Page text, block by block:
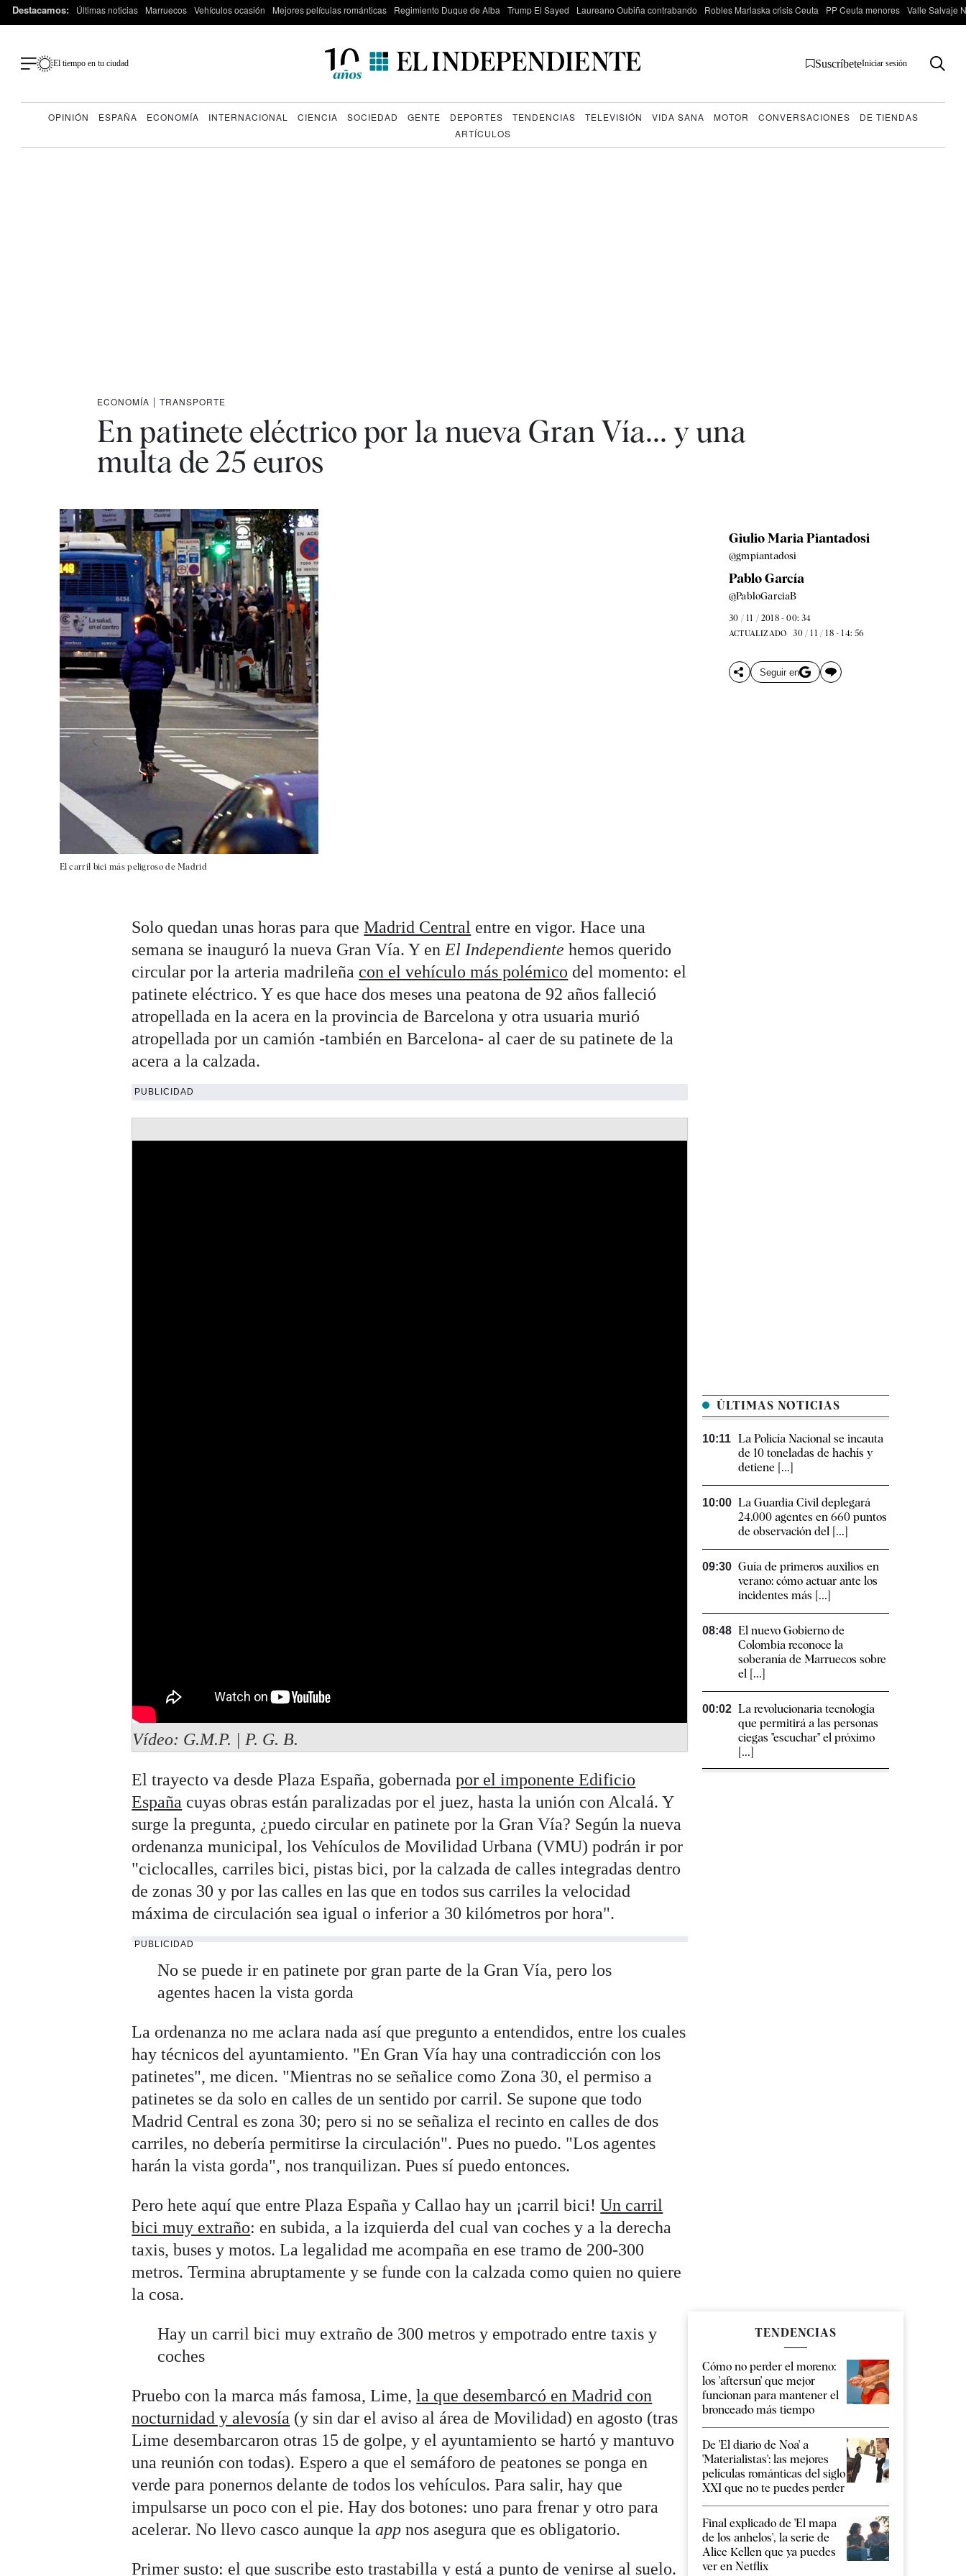
Destacamos: Últimas noticias Marruecos Vehículos ocasión Mejores películas románticas Regimiento Duque de Alba Trump El Sayed Laureano Oubiña contrabando Robles Marlaska crisis Ceuta PP Ceuta menores Valle Salvaje
El tiempo en tu ciudad SuscríbeteIniciar sesión
OPINIÓN ESPAÑA ECONOMÍA INTERNACIONAL CIENCIA SOCIEDAD GENTE DEPORTES TENDENCIAS TELEVISIÓN VIDA SANA MOTOR CONVERSACIONES
DE TIENDAS
ARTÍCULOS
ECONOMÍA | TRANSPORTE
En patinete eléctrico por la nueva Gran Vía... y una
multa de 25 euros
El carril bici más peligroso de Madrid
Giulio Maria Piantadosi
@gmpiantadosi
Pablo García
@PabloGarciaB
30 / 11 / 2018 - 00: 34
ACTUALIZADO 30 / 11 / 18 - 14: 56
Seguir en
Solo quedan unas horas para queMadrid Central entre en vigor. Hace una
semana se inauguró la nueva Gran Vía. Y en El Independiente hemos querido
circular por la arteria madrileña con el vehículo más polémico del momento: el
patinete eléctrico. Y es que hace dos meses una peatona de 92 años falleció
atropellada en la acera en la provincia de Barcelona y otra usuaria murió
atropellada por un camión -también en Barcelona- al caer de su patinete de la
acera a la calzada.
PUBLICIDAD
Vídeo: G.M.P. | P. G. B.
El trayecto va desde Plaza España, gobernadapor el imponente Edificio
España cuyas obras están paralizadas por el juez, hasta la unión con Alcalá. Y
surge la pregunta, ¿puedo circular en patinete por la Gran Vía? Según la nueva
ordenanza municipal, los Vehículos de Movilidad Urbana (VMU) podrán ir por
"ciclocalles, carriles bici, pistas bici, por la calzada de calles integradas dentro
de zonas 30 y por las calles en las que en todos sus carriles la velocidad
máxima de circulación sea igual o inferior a 30 kilómetros por hora".
PUBLICIDAD
No se puede ir en patinete por gran parte de la Gran Vía, pero los
agentes hacen la vista gorda
La ordenanza no me aclara nada así que pregunto a entendidos, entre los cuales
hay técnicos del ayuntamiento. "En Gran Vía hay una contradicción con los
patinetes", me dicen. "Mientras no se señalice como Zona 30, el permiso a
patinetes se da solo en calles de un sentido por carril. Se supone que todo
Madrid Central es zona 30; pero si no se señaliza el recinto en calles de dos
carriles, no debería permitirse la circulación". Pues no puedo. "Los agentes
harán la vista gorda", nos tranquilizan. Pues sí puedo entonces.
Pero hete aquí que entre Plaza España y Callao hay un ¡carril bici!Un carril
bici muy extraño: en subida, a la izquierda del cual van coches y a la derecha
taxis, buses y motos. La legalidad me acompaña en ese tramo de 200-300
metros. Termina abruptamente y se funde con la calzada como quien no quiere
la cosa.
Hay un carril bici muy extraño de 300 metros y empotrado entre taxis y
coches
Pruebo con la marca más famosa, Lime,la que desembarcó en Madrid con
nocturnidad y alevosía (y sin dar el aviso al área de Movilidad) en agosto (tras
Lime desembarcaron otras 15 de golpe, y el ayuntamiento se hartó y mantuvo
una reunión con todas). Espero a que el semáforo de peatones se ponga en
verde para ponernos delante de todos los vehículos. Para salir, hay que
impulsarse un poco con el pie. Hay dos botones: uno para frenar y otro para
acelerar. No llevo casco aunque laapp nos asegura que es obligatorio.
Primer susto: el que suscribe esto trastabilla y está a punto de venirse al suelo.
ÚLTIMAS NOTICIAS
10:11 La Policía Nacional se incauta
de 10 toneladas de hachís y
detiene [...]
10:00 La Guardia Civil deplegará
24.000 agentes en 660 puntos
de observación del [...]
09:30 Guía de primeros auxilios en
verano: cómo actuar ante los
incidentes más [...]
08:48 El nuevo Gobierno de
Colombia reconoce la
soberanía de Marruecos sobre
el [...]
00:02 La revolucionaria tecnología
que permitirá a las personas
ciegas "escuchar" el próximo
[...]
TENDENCIAS
Cómo no perder el moreno:
los 'aftersun' que mejor
funcionan para mantener el
bronceado más tiempo
De 'El diario de Noa' a
'Materialistas': las mejores
películas románticas del siglo
XXI que no te puedes perder
Final explicado de 'El mapa
de los anhelos', la serie de
Alice Kellen que ya puedes
ver en Netflix